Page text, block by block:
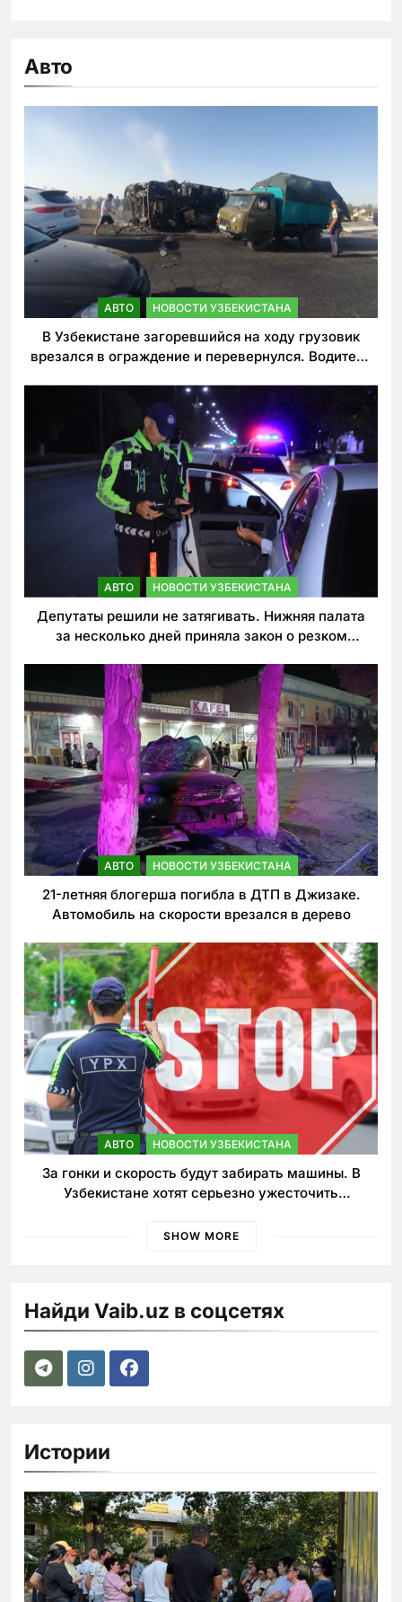
Авто
АВТО НОВОСТИ УЗБЕКИСТАНА
В Узбекистане загоревшийся на ходу грузовик
врезался в ограждение и перевернулся. Водитель
АВТО НОВОСТИ УЗБЕКИСТАНА
Депутаты решили не затягивать. Нижняя палата
за несколько дней приняла закон о резком
АВТО НОВОСТИ УЗБЕКИСТАНА
21-летняя блогерша погибла в ДТП в Джизаке.
Автомобиль на скорости врезался в дерево
АВТО НОВОСТИ УЗБЕКИСТАНА
За гонки и скорость будут забирать машины. В
Узбекистане хотят серьезно ужесточить
SHOW MORE
Найди Vaib.uz в соцсетях
Истории